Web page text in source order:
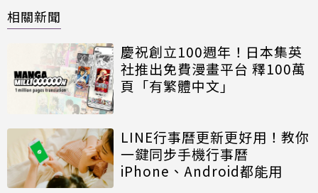
相關新聞
慶祝創立100週年！日本集英
社推出免費漫畫平台 釋100萬
頁「有繁體中文」
LINE行事曆更新更好用！教你
一鍵同步手機行事曆
iPhone、Android都能用